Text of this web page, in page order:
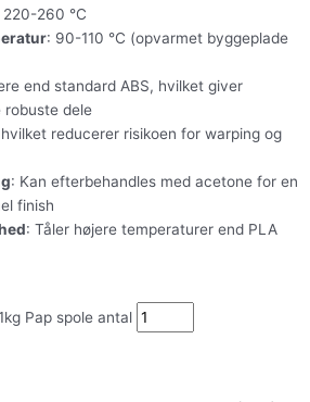
220-260 °C
: 90-110 °C (opvarmet byggeplade
end standard ABS, hvilket giver
dele
reducerer risikoen for warping og
: Kan efterbehandles med acetone for en
finish
: Tåler højere temperaturer end PLA
Pap spole antal